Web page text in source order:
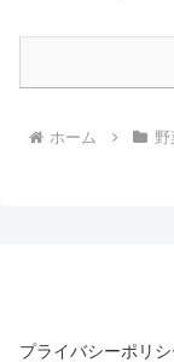
ホーム
プライバシーポリ